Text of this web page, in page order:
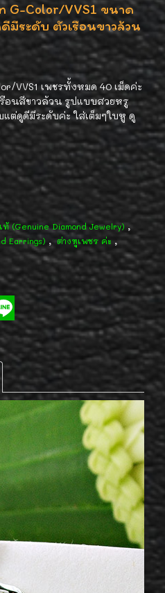
G-Color/VVS1 ขนาด
ระดับ ตัวเรือนขาวล้วน
VVS1 เพชรทั้งหมด 40 เม็ดค่ะ
อนสีขาวล้วน รูปแบบสวยหรู
ต่ดูดีมีระดับค่ะ ใส่เต็มๆใบหู ดู
(Genuine Diamond Jewelry) ,
Earrings) , ต่างหูเพชร ค่ะ ,